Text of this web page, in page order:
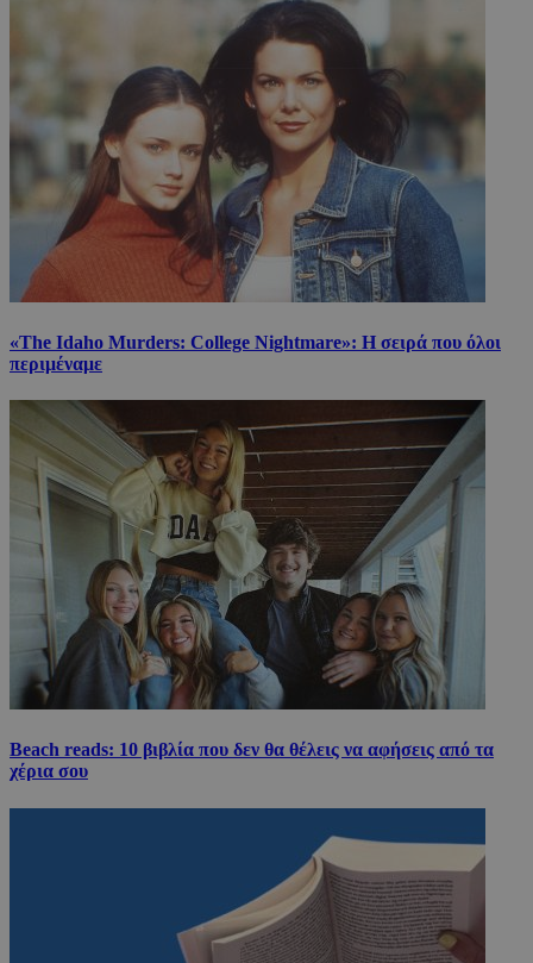
«The Idaho Murders: College Nightmare»: Η σειρά που όλοι
περιμέναμε
Beach reads: 10 βιβλία που δεν θα θέλεις να αφήσεις από τα
χέρια σου